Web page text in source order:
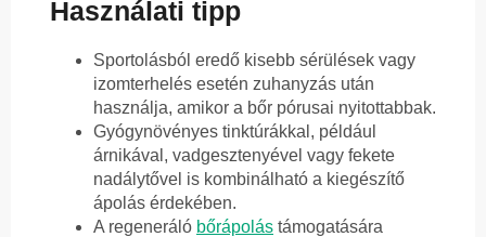
Használati tipp
Sportolásból eredő kisebb sérülések vagy
izomterhelés esetén zuhanyzás után
használja, amikor a bőr pórusai nyitottabbak.
Gyógynövényes tinktúrákkal, például
árnikával, vadgesztenyével vagy fekete
nadálytővel is kombinálható a kiegészítő
ápolás érdekében.
A regeneráló bőrápolás támogatására